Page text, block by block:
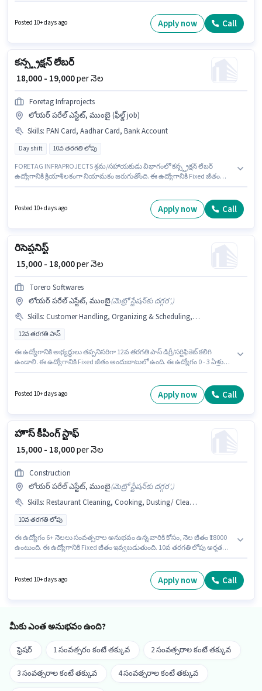
సర్టిఫికెట్ కలిగి ఉండాలి.
Posted 10+ days ago Apply now Call
కన్స్ట్రక్షన్ లేబర్
₹ 18,000 - 19,000per నెల
Foretag Infraprojects
లోయర్ పరేల్ ఎస్టేట్, ముంబై (ఫీల్డ్ job)
Skills: PAN Card, Aadhar Card, Bank Account
Day shift 10వ తరగతి లోపు
FORETAG INFRAPROJECTS శ్రమ/సహాయకుడు విభాగంలో కన్స్ట్రక్షన్ లేబర్
ఉద్యోగానికి క్రియాశీలకంగా నియామకం జరుగుతోంది. ఈ ఉద్యోగానికి Fixed జీతం
Card, Bank Account కలిగి ఉండాలి. ఇది Full Time ఉద్యోగం, ఇందులో DAY shift
మరియు వారానికి 6 days working ఉంటాయి. ఈ ఖాళీ లోయర్ పరేల్ ఎస్టేట్, ముంబై
Posted 10+ days ago Apply now Call
రిసెప్షనిస్ట్
₹ 15,000 - 18,000per నెల
Torero Softwares
లోయర్ పరేల్ ఎస్టేట్, ముంబై(మెట్రో స్టేషన్‌కు దగ్గర',)
Skills: Customer Handling, Organizing & Scheduling, Computer Knowledge, Handling Calls
12వ తరగతి పాస్
ఈ ఉద్యోగానికి అభ్యర్థులు తప్పనిసరిగా 12వ తరగతి పాస్ డిగ్రీ/సర్టిఫికెట్ కలిగి
ఉండాలి. ఈ ఉద్యోగానికి Fixed జీతం అందుబాటులో ఉంది. ఈ ఉద్యోగం 0 - 3 ఏళ్లు
Handling, Handling Calls, Organizing & Scheduling వంటి నైపుణ్యాలు
ఉండాలి. ఈ ఉద్యోగం లోయర్ పరేల్ ఎస్టేట్, ముంబై లో ఉంది. Torero Softwares లో
Posted 10+ days ago Apply now Call
హౌస్ కీపింగ్ స్టాఫ్
₹ 15,000 - 18,000per నెల
Construction
లోయర్ పరేల్ ఎస్టేట్, ముంబై(మెట్రో స్టేషన్‌కు దగ్గర',)
Skills: Restaurant Cleaning, Cooking, Dusting/ Cleaning, Kitchen Cleaning, Tea/Coffee Making
10వ తరగతి లోపు
ఈ ఉద్యోగం 6+ నెలలు సంవత్సరాల అనుభవం ఉన్న వారికి కోసం, నెల జీతం ₹18000
ఉంటుంది. ఈ ఉద్యోగానికి Fixed జీతం ఇవ్వబడుతుంది. 10వ తరగతి లోపు అర్హత
Cleaning, Dusting/ Cleaning వంటి నైపుణ్యాలు ఉండాలి. ఈ ఉద్యోగం లోయర్
పరేల్ ఎస్టేట్, ముంబై లో ఉంది. Construction హౌస్ కీపింగ్ విభాగంలో హౌస్ కీపింగ్
Posted 10+ days ago Apply now Call
మీకు ఎంత అనుభవం ఉంది?
ఫ్రెషర్ 1 సంవత్సరం కంటే తక్కువ 2 సంవత్సరాల కంటే తక్కువ
3 సంవత్సరాల కంటే తక్కువ 4 సంవత్సరాల కంటే తక్కువ